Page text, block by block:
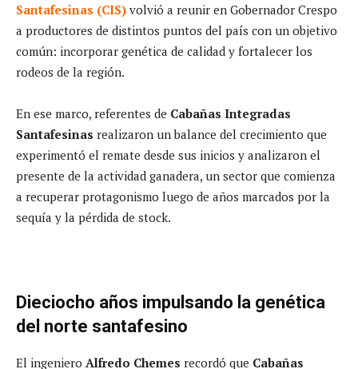
Santafesinas (CIS) volvió a reunir en Gobernador Crespo
a productores de distintos puntos del país con un objetivo
común: incorporar genética de calidad y fortalecer los
rodeos de la región.
En ese marco, referentes de Cabañas Integradas
Santafesinas realizaron un balance del crecimiento que
experimentó el remate desde sus inicios y analizaron el
presente de la actividad ganadera, un sector que comienza
a recuperar protagonismo luego de años marcados por la
sequía y la pérdida de stock.
Dieciocho años impulsando la genética
del norte santafesino
El ingeniero Alfredo Chemes recordó que Cabañas